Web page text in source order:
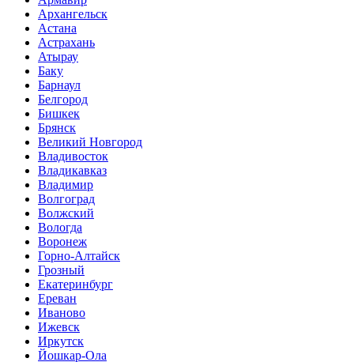
Архангельск
Астана
Астрахань
Атырау
Баку
Барнаул
Белгород
Бишкек
Брянск
Великий Новгород
Владивосток
Владикавказ
Владимир
Волгоград
Волжский
Вологда
Воронеж
Горно-Алтайск
Грозный
Екатеринбург
Ереван
Иваново
Ижевск
Иркутск
Йошкар-Ола